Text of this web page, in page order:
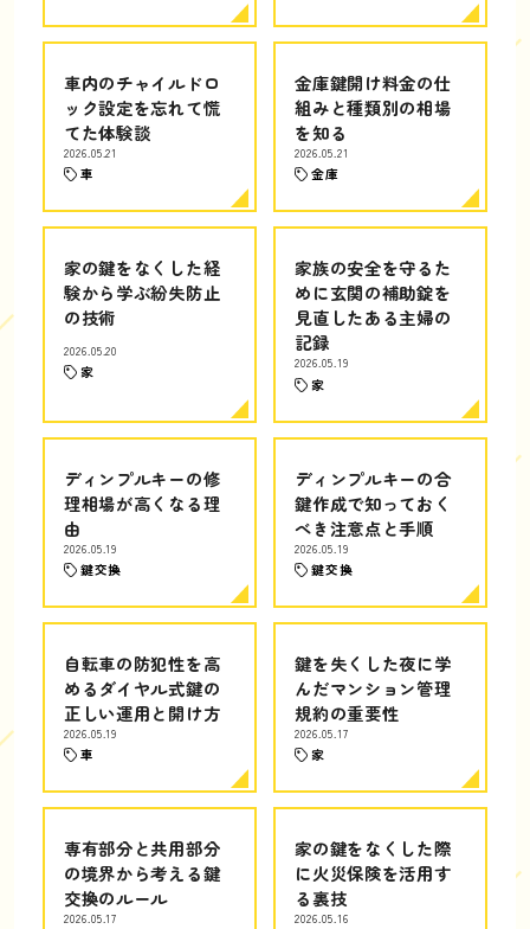
車内のチャイルドロ
ック設定を忘れて慌
てた体験談
2026.05.21
車
金庫鍵開け料金の仕
組みと種類別の相場
を知る
2026.05.21
金庫
家の鍵をなくした経
験から学ぶ紛失防止
の技術
2026.05.20
家
家族の安全を守るた
めに玄関の補助錠を
見直したある主婦の
記録
2026.05.19
家
ディンプルキーの修
理相場が高くなる理
由
2026.05.19
鍵交換
ディンプルキーの合
鍵作成で知っておく
べき注意点と手順
2026.05.19
鍵交換
自転車の防犯性を高
めるダイヤル式鍵の
正しい運用と開け方
2026.05.19
車
鍵を失くした夜に学
んだマンション管理
規約の重要性
2026.05.17
家
専有部分と共用部分
の境界から考える鍵
交換のルール
2026.05.17
家の鍵をなくした際
に火災保険を活用す
る裏技
2026.05.16